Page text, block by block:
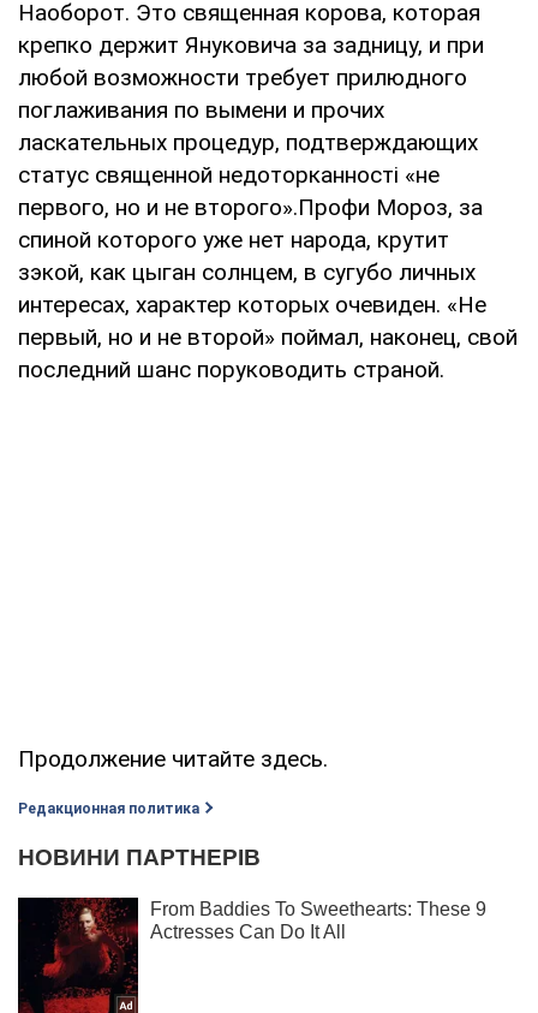
Наоборот. Это священная корова, которая
крепко держит Януковича за задницу, и при
любой возможности требует прилюдного
поглаживания по вымени и прочих
ласкательных процедур, подтверждающих
статус священной недоторканності «не
первого, но и не второго».Профи Мороз, за
спиной которого уже нет народа, крутит
зэкой, как цыган солнцем, в сугубо личных
интересах, характер которых очевиден. «Не
первый, но и не второй» поймал, наконец, свой
последний шанс поруководить страной.
Продолжение читайте здесь.
Редакционная политика